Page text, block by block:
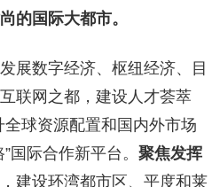
的国际大都市。
展数字经济、枢纽经济、目
联网之都，建设人才荟萃
全球资源配置和国内外市场
际合作新平台。 聚焦发挥
建设环湾都市区、平度和莱